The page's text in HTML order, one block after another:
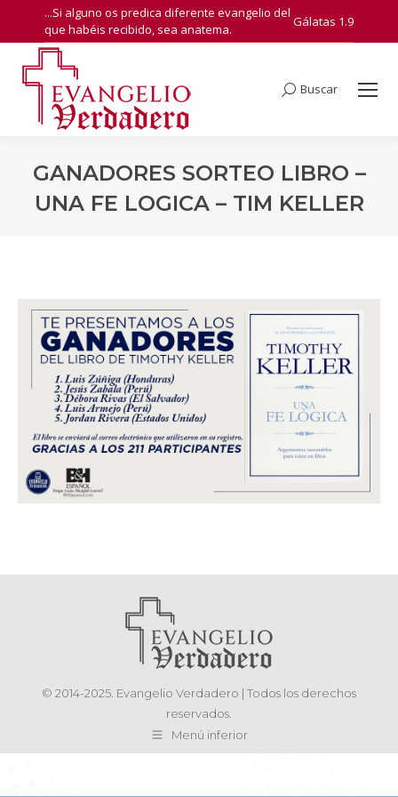
...Si alguno os predica diferente evangelio del
que habéis recibido, sea anatema.
Gálatas 1.9
Search:
Buscar
GANADORES SORTEO LIBRO –
UNA FE LOGICA – TIM KELLER
© 2014-2025. Evangelio Verdadero | Todos los derechos
reservados.
Menú inferior